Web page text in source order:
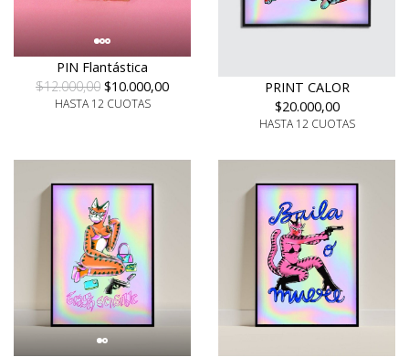
PIN Flantástica
$12.000,00 $10.000,00
HASTA 12 CUOTAS
PRINT CALOR
$20.000,00
HASTA 12 CUOTAS